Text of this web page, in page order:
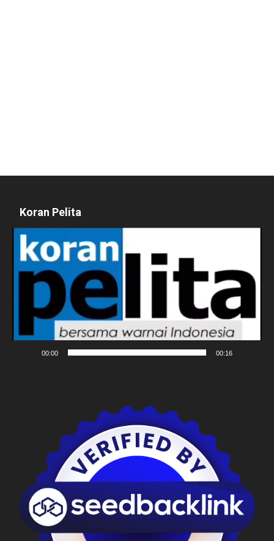
Koran Pelita
Pemutar
Video
00:00 00:16